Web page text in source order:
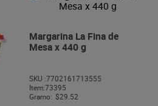
Margarina La Fina de
Mesa x 440 g
SKU :7702161713555
Item:73395
Gramo: $29.52